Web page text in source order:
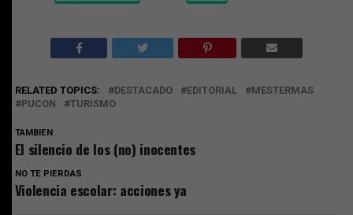
RELATED TOPICS: DESTACADO EDITORIAL
MESTERMAS
PUCON
TURISMO
TAMBIEN
El silencio de los (no) inocentes
NO TE PIERDAS
Violencia escolar: acciones ya